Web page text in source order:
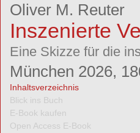
Oliver M. Reuter
Inszenierte
Eine Skizze für die
München 2026,
Inhaltsverzeichnis
Blick ins Buch
E-Book kaufen
Open Access E-Book